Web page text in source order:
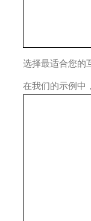
选择最适合您的
在我们的示例中